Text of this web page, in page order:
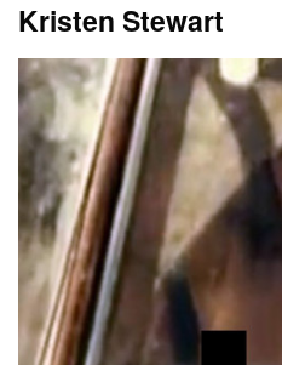
Kristen Stewart